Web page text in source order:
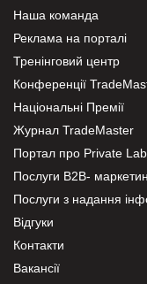
Наша команда
Реклама на порталі
Тренінговий центр
Конференції
Національні Премії
Журнал TradeMaster
Портал про Private
Послуги В2В-
Послуги з надання
Відгуки
Контакти
Вакансії